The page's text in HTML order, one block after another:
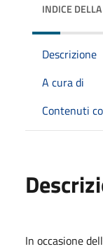
INDICE
Descrizione
A cura di
Contenuti
In occasione